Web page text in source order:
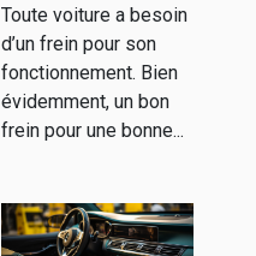
Toute voiture a besoin
d’un frein pour son
fonctionnement. Bien
évidemment, un bon
frein pour une bonne...